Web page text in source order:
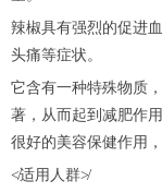
辣椒具有强烈的促进
头痛等症状。
它含有一种特殊物质
著，从而起到减肥作
很好的美容保健作用，
≮适用人群≯